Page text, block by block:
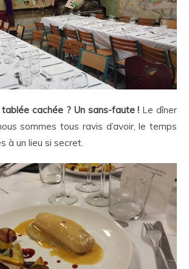
cachée ? Un sans-faute ! Le dîner
sommes tous ravis d’avoir, le temps
à un lieu si secret.